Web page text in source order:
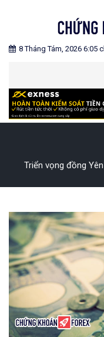
CHỨNG
Blog chia sẻ về Chứng
8 Tháng Tám, 2026 6:05
Triển vọng đồng